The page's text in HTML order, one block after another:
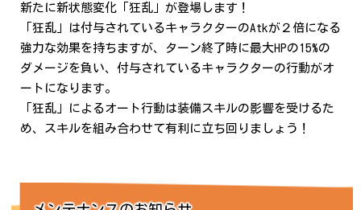
新たに新状態変化「狂乱」が登場します！
「狂乱」は付与されているキャラクターのAtkが２倍になる
強力な効果を持ちますが、ターン終了時に最大HPの15%の
ダメージを負い、付与されているキャラクターの行動がオ
ートになります。
「狂乱」によるオート行動は装備スキルの影響を受けるた
め、スキルを組み合わせて有利に立ち回りましょう！